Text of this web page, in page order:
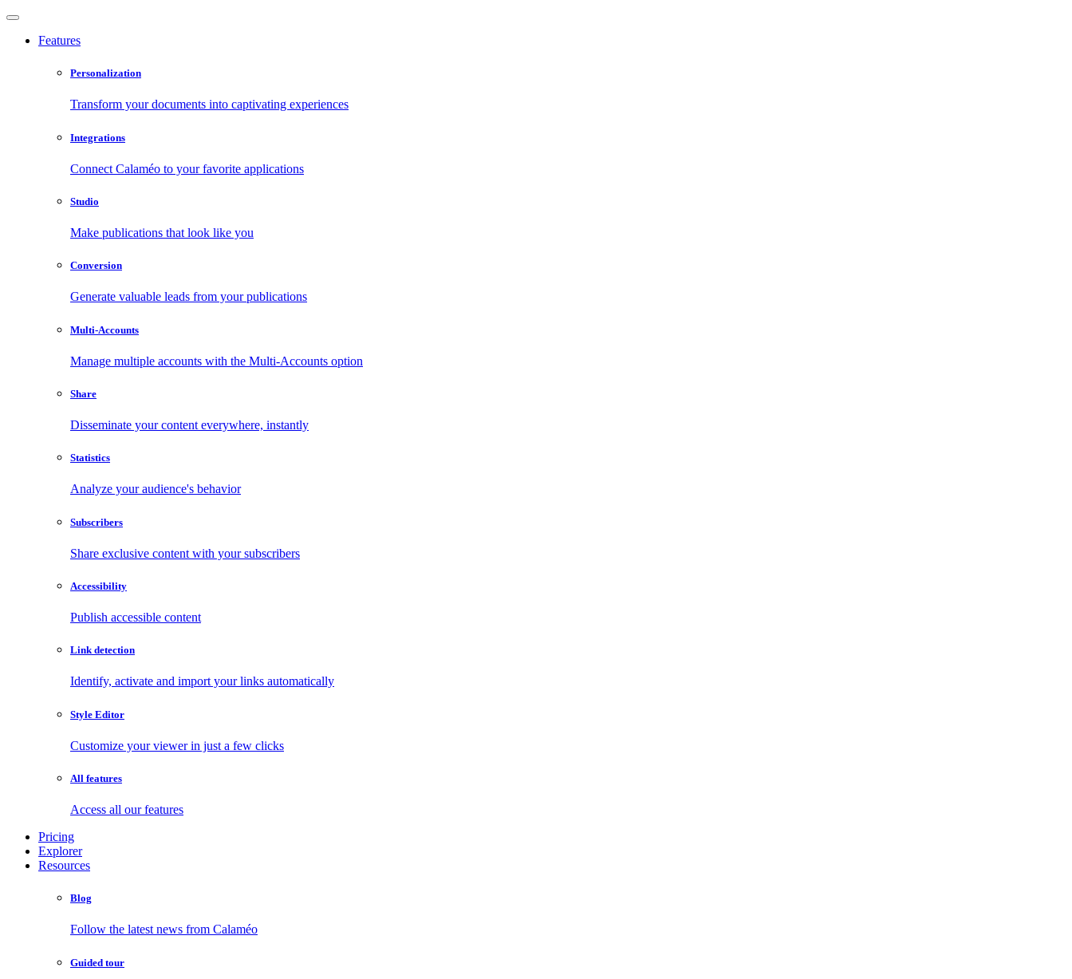
Features
Personalization
Transform your documents into captivating experiences
Integrations
Connect Calaméo to your favorite applications
Studio
Make publications that look like you
Conversion
Generate valuable leads from your publications
Multi-Accounts
Manage multiple accounts with the Multi-Accounts option
Share
Disseminate your content everywhere, instantly
Statistics
Analyze your audience's behavior
Subscribers
Share exclusive content with your subscribers
Accessibility
Publish accessible content
Link detection
Identify, activate and import your links automatically
Style Editor
Customize your viewer in just a few clicks
All features
Access all our features
Pricing
Explorer
Resources
Blog
Follow the latest news from Calaméo
Guided tour